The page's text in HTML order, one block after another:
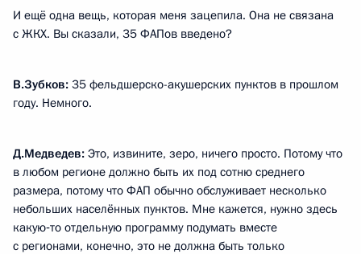
И ещё одна вещь, которая меня зацепила. Она не связана
с ЖКХ. Вы сказали, 35 ФАПов введено?
В.Зубков: 35 фельдшерско-акушерских пунктов в прошлом
году. Немного.
Д.Медведев: Это, извините, зеро, ничего просто. Потому что
в любом регионе должно быть их под сотню среднего
размера, потому что ФАП обычно обслуживает несколько
небольших населённых пунктов. Мне кажется, нужно здесь
какую‑то отдельную программу подумать вместе
с регионами, конечно, это не должна быть только